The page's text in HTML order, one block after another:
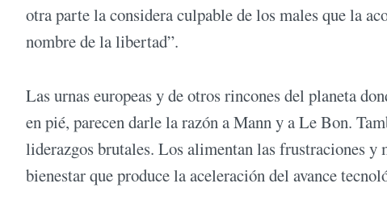
otra parte la considera culpable de los males que la
nombre de la libertad”.
Las urnas europeas y de otros rincones del planeta
en pié, parecen darle la razón a Mann y a Le Bon.
liderazgos brutales. Los alimentan las frustraciones y
bienestar que produce la aceleración del avance